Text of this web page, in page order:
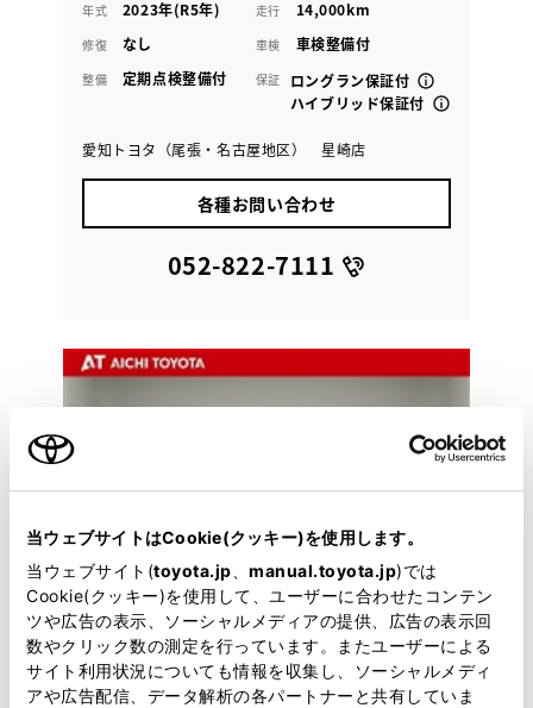
当ウェブサイトはCookie(クッキー)を使用します。
当ウェブサイト(toyota.jp manual.toyota.jp)では
Cookie(クッキー)を使用して、ユーザーに合わせたコンテン
ツや広告の表示、ソーシャルメディアの提供、広告の表示回
数やクリック数の測定を行っています。またユーザーによる
サイト利用状況についても情報を収集し、ソーシャルメディ
アや広告配信、データ解析の各パートナーと共有していま
年式 2023年(R5年) 走行 14,000km
修復 なし 車検 車検整備付
整備 定期点検整備付 保証
ロングラン保証付
ハイブリッド保証付
愛知トヨタ（尾張・名古屋地区） 星崎店
各種お問い合わせ
052-822-7111